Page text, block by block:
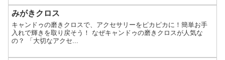
みがきクロス
キャンドゥの磨きクロスで、アクセサリーをピカピカに！簡単お手
入れで輝きを取り戻そう！ なぜキャンドゥの磨きクロスが人気な
の？ 「大切なアクセ...